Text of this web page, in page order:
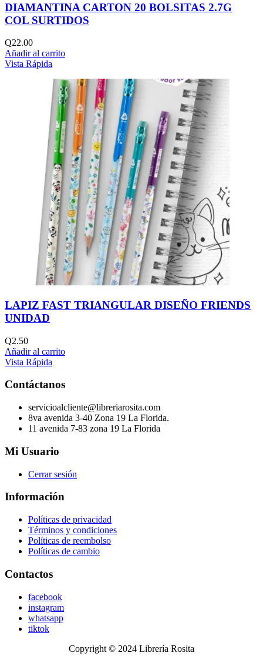
DIAMANTINA CARTON 20 BOLSITAS 2.7G
COL SURTIDOS
Q22.00
Añadir al carrito
Vista Rápida
LAPIZ FAST TRIANGULAR DISEÑO FRIENDS
UNIDAD
Q2.50
Añadir al carrito
Vista Rápida
Contáctanos
servicioalcliente@libreriarosita.com
8va avenida 3-40 Zona 19 La Florida.
11 avenida 7-83 zona 19 La Florida
Mi Usuario
Cerrar sesión
Información
Políticas de privacidad
Términos y condiciones
Políticas de reembolso
Políticas de cambio
Contactos
facebook
instagram
whatsapp
tiktok
Copyright © 2024 Librería Rosita